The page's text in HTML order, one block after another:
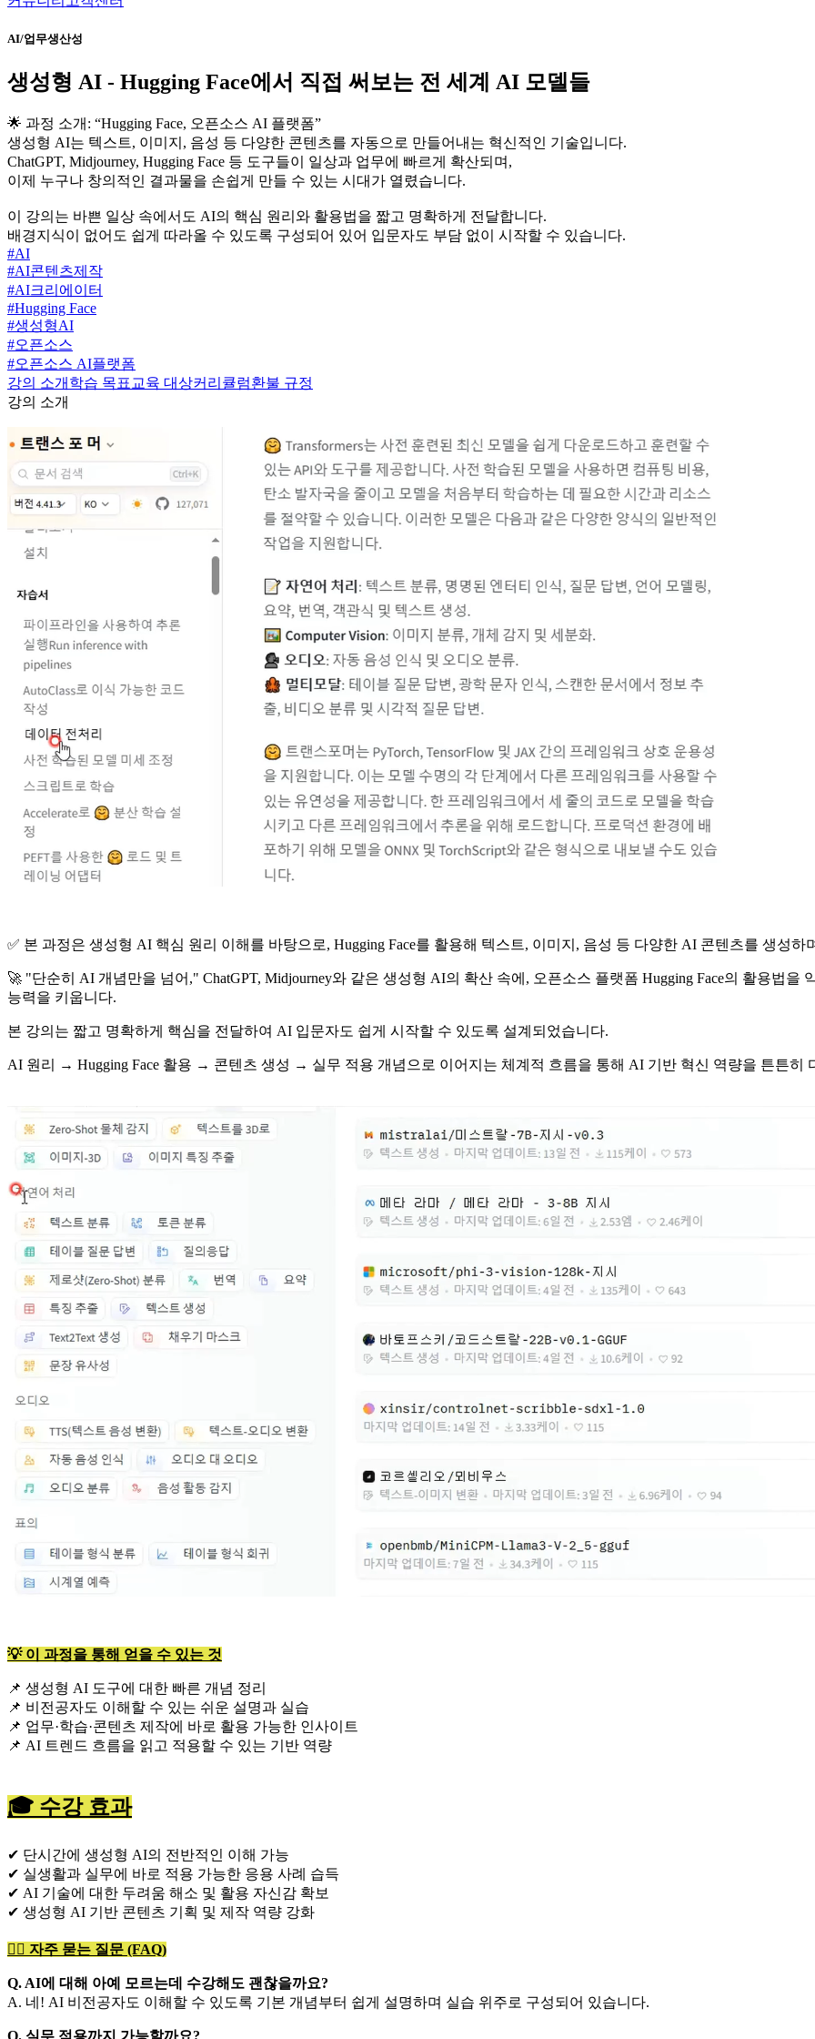
AI/업무생산성
생성형 AI - Hugging Face에서 직접 써보는 전 세계 AI 모델들
🌟 과정 소개: “Hugging Face, 오픈소스 AI 플랫폼”
생성형 AI는 텍스트, 이미지, 음성 등 다양한 콘텐츠를 자동으로 만들어내는 혁신적인 기술입니다.
ChatGPT, Midjourney, Hugging Face 등 도구들이 일상과 업무에 빠르게 확산되며,
이제 누구나 창의적인 결과물을 손쉽게 만들 수 있는 시대가 열렸습니다.
이 강의는 바쁜 일상 속에서도 AI의 핵심 원리와 활용법을 짧고 명확하게 전달합니다.
배경지식이 없어도 쉽게 따라올 수 있도록 구성되어 있어 입문자도 부담 없이 시작할 수 있습니다.
#AI
#AI콘텐츠제작
#AI크리에이터
#Hugging Face
#생성형AI
#오픈소스
#오픈소스 AI플랫폼
강의 소개 학습 목표 교육 대상커리큘럼환불 규정
강의 소개
✅ 본 과정은 생성형 AI 핵심 원리 이해를 바탕으로, Hugging Face를 활용해 텍스트, 이미지, 음성 등 다양한 AI 콘텐츠를 생성
🚀 "단순히 AI 개념만을 넘어," ChatGPT, Midjourney와 같은 생성형 AI의 확산 속에, 오픈소스 플랫폼 Hugging Face의 활용법
능력을 키웁니다.
본 강의는 짧고 명확하게 핵심을 전달하여 AI 입문자도 쉽게 시작할 수 있도록 설계되었습니다.
AI 원리 → Hugging Face 활용 → 콘텐츠 생성 → 실무 적용 개념으로 이어지는 체계적 흐름을 통해 AI 기반 혁신 역량을 튼튼히
💡 이 과정을 통해 얻을 수 있는 것
📌 생성형 AI 도구에 대한 빠른 개념 정리
📌 비전공자도 이해할 수 있는 쉬운 설명과 실습
📌 업무·학습·콘텐츠 제작에 바로 활용 가능한 인사이트
📌 AI 트렌드 흐름을 읽고 적용할 수 있는 기반 역량
🎓 수강 효과
✔ 단시간에 생성형 AI의 전반적인 이해 가능
✔ 실생활과 실무에 바로 적용 가능한 응용 사례 습득
✔ AI 기술에 대한 두려움 해소 및 활용 자신감 확보
✔ 생성형 AI 기반 콘텐츠 기획 및 제작 역량 강화
🙋‍♀️ 자주 묻는 질문 (FAQ)
Q. AI에 대해 아예 모르는데 수강해도 괜찮을까요?
A. 네! AI 비전공자도 이해할 수 있도록 기본 개념부터 쉽게 설명하며 실습 위주로 구성되어 있습니다.
Q. 실무 적용까지 가능할까요?